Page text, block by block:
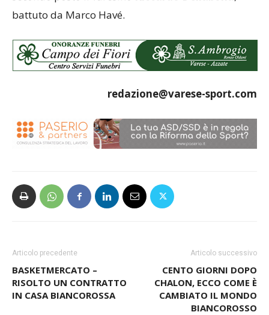
battuto da Marco Havé.
redazione@varese-sport.com
Articolo precedente
BASKETMERCATO –
RISOLTO UN CONTRATTO
IN CASA BIANCOROSSA
Articolo successivo
CENTO GIORNI DOPO
CHALON, ECCO COME È
CAMBIATO IL MONDO
BIANCOROSSO